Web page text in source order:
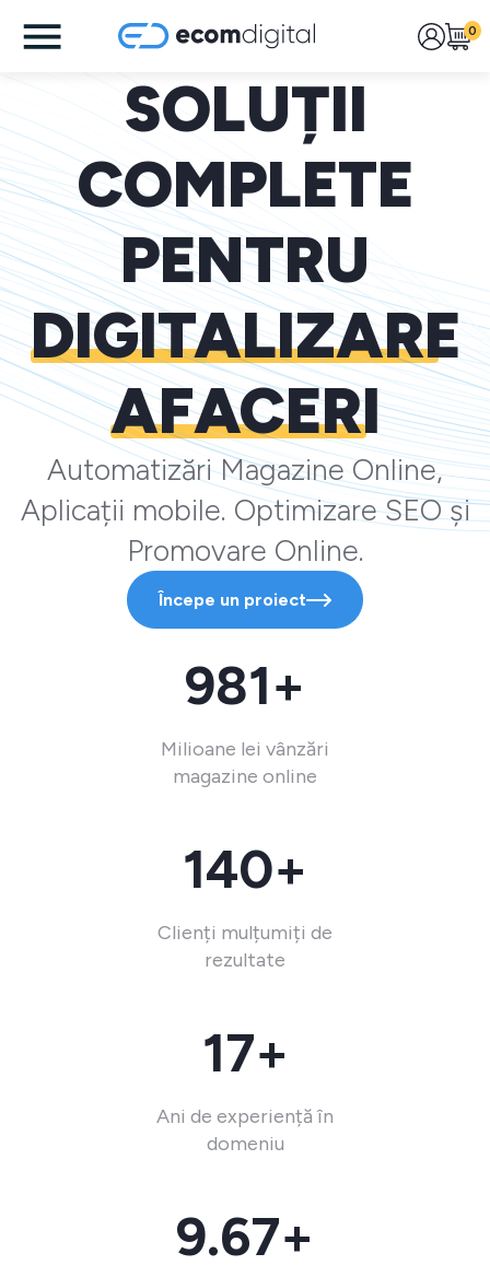
0
SOLUȚII
COMPLETE
PENTRU
DIGITALIZARE
AFACERI
Automatizări Magazine Online,
Aplicații mobile. Optimizare SEO și
Promovare Online.
Începe un proiect
981+
Milioane lei vânzări
magazine online
140+
Clienți mulțumiți de
rezultate
17+
Ani de experiență în
domeniu
9.67+